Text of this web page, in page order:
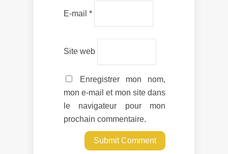
E-mail *
Site web
Enregistrer mon nom,
mon e-mail et mon site dans
le navigateur pour mon
prochain commentaire.